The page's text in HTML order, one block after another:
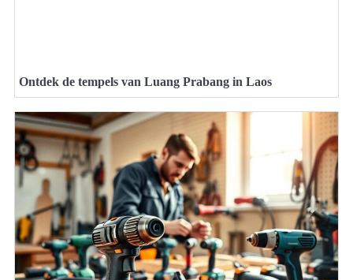
Ontdek de tempels van Luang Prabang in Laos